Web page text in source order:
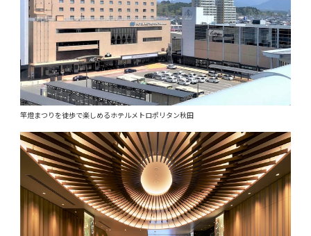
竿燈まつりを徒歩で楽しめるホテルメトロポリタン秋田